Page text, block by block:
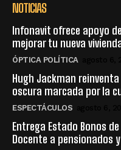
NOTICIAS
Infonavit ofrece apoyo
mejorar tu nueva
ÓPTICA POLÍTICA
Hugh Jackman
oscura marcada por la
ESPECTÁCULOS
Entrega Estado Bonos
Docente a pensionados